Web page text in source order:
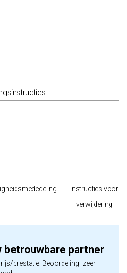
Instructies voor
verwijdering
betrouwbare partner
prestatie: Beoordeling "zeer